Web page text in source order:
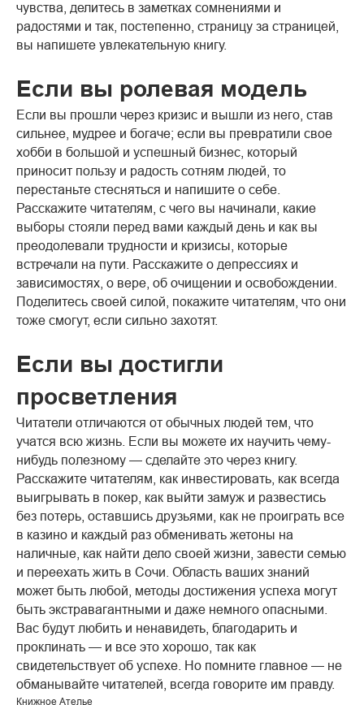
чувства, делитесь в заметках сомнениями и
радостями и так, постепенно, страницу за страницей,
вы напишете увлекательную книгу.
Если вы ролевая модель
Если вы прошли через кризис и вышли из него, став
сильнее, мудрее и богаче; если вы превратили свое
хобби в большой и успешный бизнес, который
приносит пользу и радость сотням людей, то
перестаньте стесняться и напишите о себе.
Расскажите читателям, с чего вы начинали, какие
выборы стояли перед вами каждый день и как вы
преодолевали трудности и кризисы, которые
встречали на пути. Расскажите о депрессиях и
зависимостях, о вере, об очищении и освобождении.
Поделитесь своей силой, покажите читателям, что они
тоже смогут, если сильно захотят.
Если вы достигли
просветления
Читатели отличаются от обычных людей тем, что
учатся всю жизнь. Если вы можете их научить чему-
нибудь полезному — сделайте это через книгу.
Расскажите читателям, как инвестировать, как всегда
выигрывать в покер, как выйти замуж и развестись
без потерь, оставшись друзьями, как не проиграть все
в казино и каждый раз обменивать жетоны на
наличные, как найти дело своей жизни, завести семью
и переехать жить в Сочи. Область ваших знаний
может быть любой, методы достижения успеха могут
быть экстравагантными и даже немного опасными.
Вас будут любить и ненавидеть, благодарить и
проклинать — и все это хорошо, так как
свидетельствует об успехе. Но помните главное — не
обманывайте читателей, всегда говорите им правду.
Книжное Ателье